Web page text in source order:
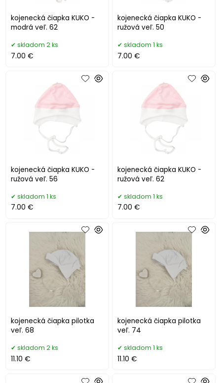
kojenecká čiapka KUKO -
modrá veľ. 62
skladom 2 ks
7.00 €
kojenecká čiapka KUKO -
ružová veľ. 50
skladom 1 ks
7.00 €
kojenecká čiapka KUKO -
ružová veľ. 56
skladom 1 ks
7.00 €
kojenecká čiapka KUKO -
ružová veľ. 62
skladom 1 ks
7.00 €
kojenecká čiapka pilotka
veľ. 68
skladom 2 ks
11.10 €
kojenecká čiapka pilotka
veľ. 74
skladom 1 ks
11.10 €